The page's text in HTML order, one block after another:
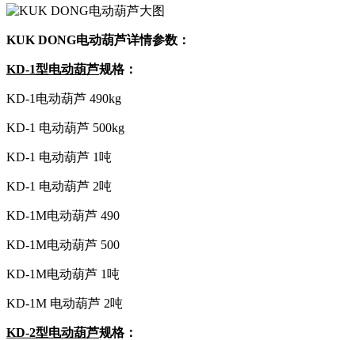
KUK DONG电动葫芦详情参数：
KD-1型电动葫芦规格：
KD-1电动葫芦 490kg
KD-1 电动葫芦 500kg
KD-1 电动葫芦 1吨
KD-1 电动葫芦 2吨
KD-1M电动葫芦 490
KD-1M电动葫芦 500
KD-1M电动葫芦 1吨
KD-1M 电动葫芦 2吨
KD-2型电动葫芦规格：